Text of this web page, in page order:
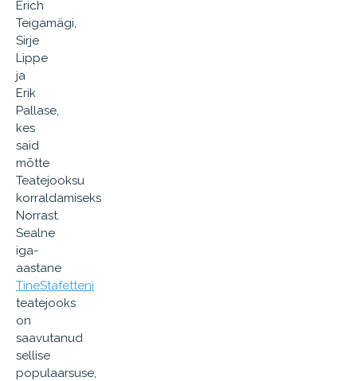
Erich
Teigamägi,
Sirje
Lippe
ja
Erik
Pallase,
kes
said
mõtte
Teatejooksu
korraldamiseks
Norrast.
Sealne
iga-
aastane
TineStafetteni
teatejooks
on
saavutanud
sellise
populaarsuse,